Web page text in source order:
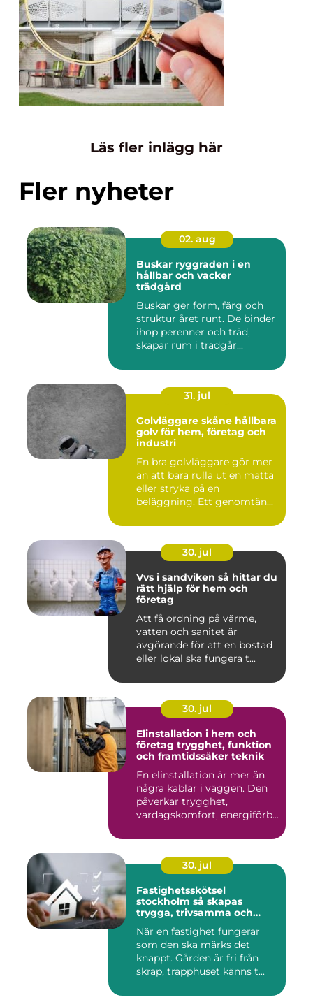
Läs fler inlägg här
Fler nyheter
02. aug
Buskar ryggraden i en
hållbar och vacker
trädgård
Buskar ger form, färg och
struktur året runt. De binder
ihop perenner och träd,
skapar rum i trädgår...
31. jul
Golvläggare skåne hållbara
golv för hem, företag och
industri
En bra golvläggare gör mer
än att bara rulla ut en matta
eller stryka på en
beläggning. Ett genomtän...
30. jul
Vvs i sandviken så hittar du
rätt hjälp för hem och
företag
Att få ordning på värme,
vatten och sanitet är
avgörande för att en bostad
eller lokal ska fungera t...
30. jul
Elinstallation i hem och
företag trygghet, funktion
och framtidssäker teknik
En elinstallation är mer än
några kablar i väggen. Den
påverkar trygghet,
vardagskomfort, energiförb...
30. jul
Fastighetsskötsel
stockholm så skapas
trygga, trivsamma och
När en fastighet fungerar
som den ska märks det
knappt. Gården är fri från
skräp, trapphuset känns t...